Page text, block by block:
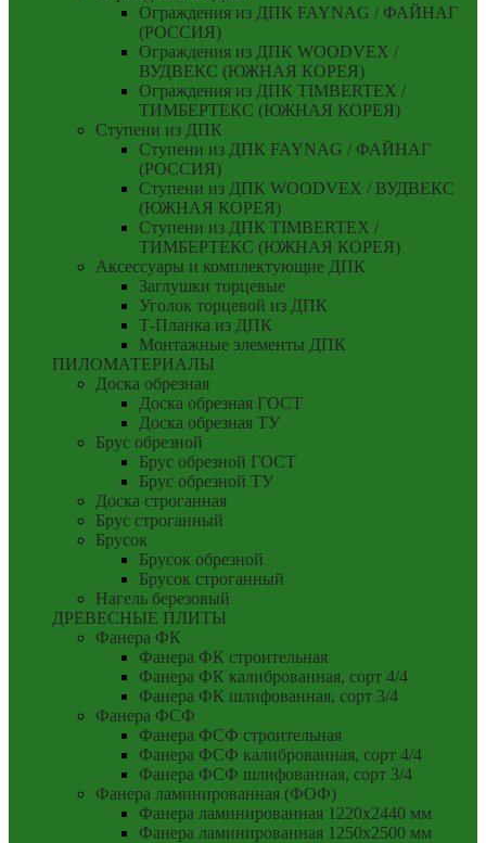
Ограждения из ДПК FAYNAG / ФАЙНАГ
(РОССИЯ)
Ограждения из ДПК WOODVEX /
ВУДВЕКС (ЮЖНАЯ КОРЕЯ)
Ограждения из ДПК TIMBERTEX /
ТИМБЕРТЕКС (ЮЖНАЯ КОРЕЯ)
Ступени из ДПК
Ступени из ДПК FAYNAG / ФАЙНАГ
(РОССИЯ)
Ступени из ДПК WOODVEX / ВУДВЕКС
(ЮЖНАЯ КОРЕЯ)
Ступени из ДПК TIMBERTEX /
ТИМБЕРТЕКС (ЮЖНАЯ КОРЕЯ)
Аксессуары и комплектующие ДПК
Заглушки торцевые
Уголок торцевой из ДПК
Т-Планка из ДПК
Монтажные элементы ДПК
ПИЛОМАТЕРИАЛЫ
Доска обрезная
Доска обрезная ГОСТ
Доска обрезная ТУ
Брус обрезной
Брус обрезной ГОСТ
Брус обрезной ТУ
Доска строганная
Брус строганный
Брусок
Брусок обрезной
Брусок строганный
Нагель березовый
ДРЕВЕСНЫЕ ПЛИТЫ
Фанера ФК
Фанера ФК строительная
Фанера ФК калиброванная, сорт 4/4
Фанера ФК шлифованная, сорт 3/4
Фанера ФСФ
Фанера ФСФ строительная
Фанера ФСФ калиброванная, сорт 4/4
Фанера ФСФ шлифованная, сорт 3/4
Фанера ламинированная (ФОФ)
Фанера ламинированная 1220x2440 мм
Фанера ламинированная 1250x2500 мм